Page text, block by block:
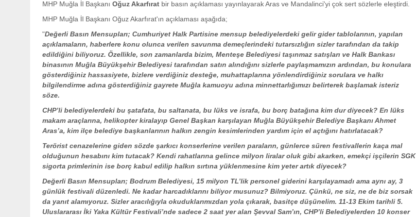
MHP Muğla İl Başkanı Oğuz Akarfırat bir basın açıklaması yayınlayarak Aras ve Mandalinci'yi çok sert sözlerle eleştirdi.
MHP Muğla İl Başkanı Oğuz Akarfırat'ın açıklaması aşağıda;
"Değerli Basın Mensupları; Cumhuriyet Halk Partisine mensup belediyelerdeki gelir gider tablolarının, yapılan
açıklamaların, haberlere konu olunca verilen savunma demeçlerindeki tutarsızlığın sizler tarafından da takip
edildiğini biliyoruz. Özellikle, son zamanlarda bizim, Menteşe Belediyesi taşınmaz satışları ve Halk Bankası
binasının Muğla Büyükşehir Belediyesi tarafından satın alındığını sizlerle paylaşmamızın ardından, bu konulara
gösterdiğiniz hassasiyete, bizlere verdiğiniz desteğe, muhattaplarına yönlendirdiğiniz sorulara ve halkı
bilgilendirme adına gösterdiğiniz gayrete Muğla kamuoyu adına minnettarlığımızı belirterek başlamak isteriz
söze.
CHP’li belediyelerdeki bu şatafata, bu saltanata, bu lüks ve israfa, bu borç batağına kim dur diyecek? En lüks
makam araçlarına, helikopter kiralayıp Genel Başkan karşılayan Muğla Büyükşehir Belediye Başkanı Ahmet
Aras’a, kim ilçe belediye başkanlarının halkın zengin kesimlerinden yardım için el açtığını hatırlatacak?
Terörist cenazelerine giden sözde şarkıcı konserlerine verilen paraların, günlerce süren festivallerin kaça mal
olduğunun hesabını kim tutacak? Kendi rahatlarına gelince milyon liralar oluk gibi akarken, emekçi işçilerin SGK
sigorta primlerinin ise borç kabul edilip halkın sırtına yüklenmesine kim yeter artık diyecek?
Değerli Basın Mensupları; Bodrum Belediyesi, 15 milyon TL’lik personel giderini karşılayamadı ama aynı ay, 3
günlük festivali düzenledi. Ne kadar harcadıklarını biliyor musunuz? Bilmiyoruz. Çünkü, ne siz, ne de biz sorsak
da yanıt alamıyoruz. Sizler aracılığıyla okuduklarımızdan yola çıkarak, basitçe düşünelim. 11-13 Ekim tarihli 5.
Uluslararası İki Yaka Kültür Festivali’nde sadece 2 saat yer alan Şevval Sam’ın, CHP’li Belediyelerden 10 konser